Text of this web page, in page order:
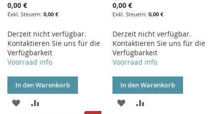
0,00 €
0,00 €
Derzeit nicht verfügbar.
Kontaktieren Sie uns für die
Verfügbarkeit
Voorraad info
In den Warenkorb
ZUR
0,00 €
0,00 €
Derzeit nicht verfügbar.
Kontaktieren Sie uns für die
Verfügbarkeit
Voorraad info
In den Warenkorb
ZUR